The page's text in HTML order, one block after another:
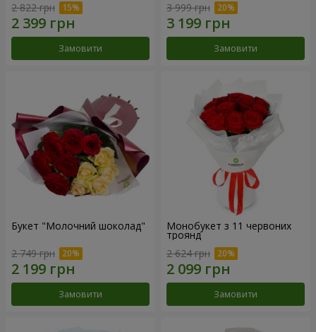
2 822 грн
Замовити
3 999 грн
Замовити
Букет "Молочний шоколад"
2 749 грн
Замовити
Монобукет з 11 червоних
троянд
2 624 грн
Замовити